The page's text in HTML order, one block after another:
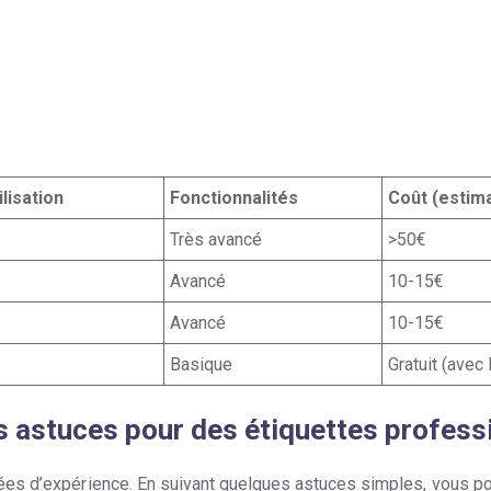
Fonctionnalités
Coût
Très avancé
>50€
Avancé
10-15€
Avancé
10-15€
Basique
Gratuit
astuces pour des étiquettes
d’expérience. En suivant quelques astuces simples, vous